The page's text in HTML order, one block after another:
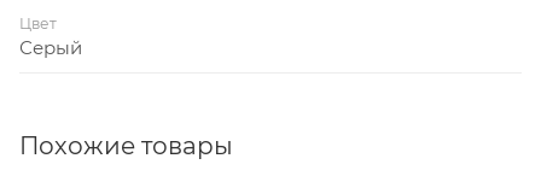
Цвет
Серый
Похожие товары